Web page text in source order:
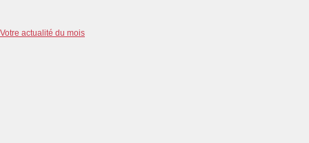
Votre actualité du mois